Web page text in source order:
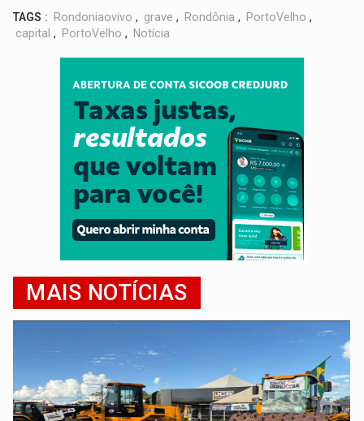
TAGS : Rondoniaovivo , grave , Rondônia , PortoVelho ,
capital , PortoVelho , Notícia
MAIS NOTÍCIAS